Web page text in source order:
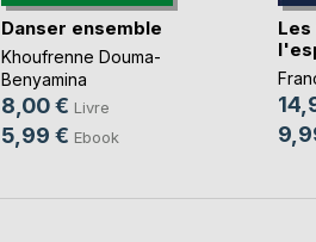
Danser ensemble
Khoufrenne Douma-
Benyamina
8,00 € Livre
5,99 € Ebook
Les